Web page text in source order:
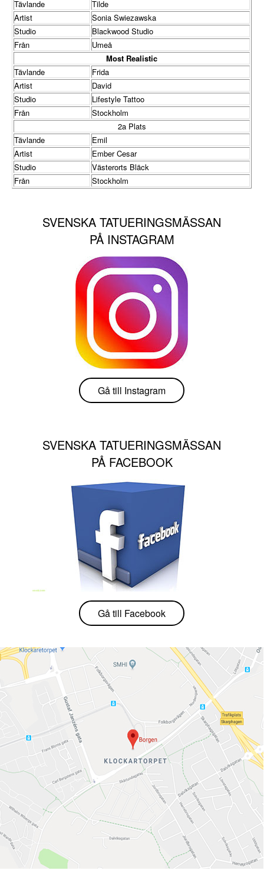
Tävlande
Tilde
Artist
Sonia Swiezawska
Studio
Blackwood Studio
Från
Umeå
Most Realistic
Tävlande
Frida
Artist
David
Studio
Lifestyle Tattoo
Från
Stockholm
2a Plats
Tävlande
Emil
Artist
Ember Cesar
Studio
Västerorts Bläck
Från
Stockholm
SVENSKA TATUERINGSMÄSSAN
PÅ INSTAGRAM
Gå till Instagram
SVENSKA TATUERINGSMÄSSAN
PÅ FACEBOOK
Gå till Facebook